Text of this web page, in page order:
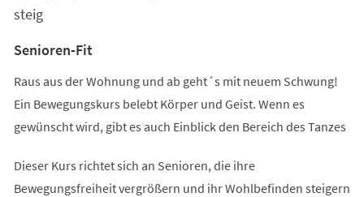
steig
Senioren-Fit
Raus aus der Wohnung und ab geht´s mit neuem Schwung!
Ein Bewegungskurs belebt Körper und Geist. Wenn es
gewünscht wird, gibt es auch Einblick den Bereich des Tanzes
Dieser Kurs richtet sich an Senioren, die ihre
Bewegungsfreiheit vergrößern und ihr Wohlbefinden steigern